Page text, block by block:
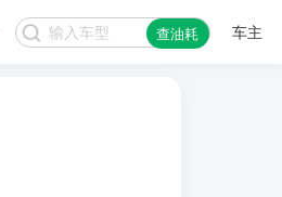
查油耗 车主